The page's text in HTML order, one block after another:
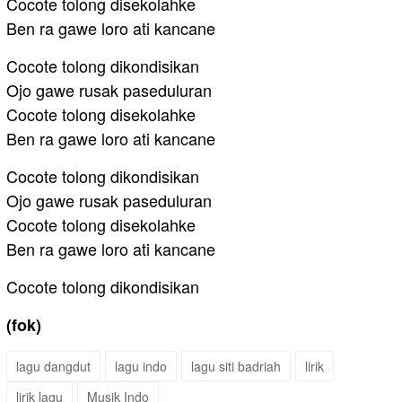
Ben ra gawe loro ati kancane
Cocote tolong dikondisikan
Ojo gawe rusak paseduluran
Cocote tolong disekolahke
Ben ra gawe loro ati kancane
Cocote tolong dikondisikan
Ojo gawe rusak paseduluran
Cocote tolong disekolahke
Ben ra gawe loro ati kancane
Cocote tolong dikondisikan
(fok)
lagu dangdut lagu indo lagu siti badriah
lirik
lirik lagu
Musik Indo